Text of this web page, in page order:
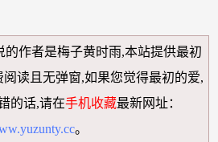
的作者是梅子黄时雨,本站提供最初
阅读 且无弹窗,如果您觉得最初的爱,
的话,请在手机收藏最新网址：
。